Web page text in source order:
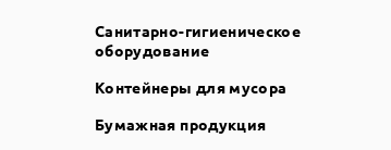
Санитарно-гигиеническое
оборудование
Контейнеры для мусора
Бумажная продукция